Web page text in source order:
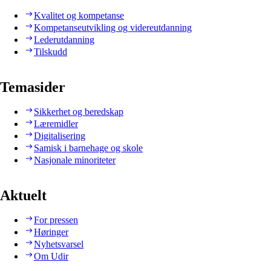
Kvalitet og kompetanse
Kompetanseutvikling og videreutdanning
Lederutdanning
Tilskudd
Temasider
Sikkerhet og beredskap
Læremidler
Digitalisering
Samisk i barnehage og skole
Nasjonale minoriteter
Aktuelt
For pressen
Høringer
Nyhetsvarsel
Om Udir